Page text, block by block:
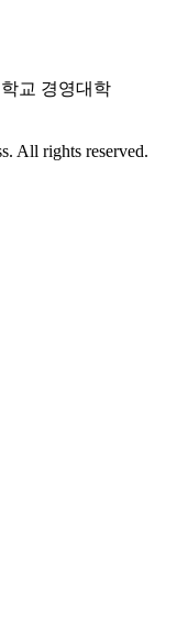
교 경영대학
All rights reserved.